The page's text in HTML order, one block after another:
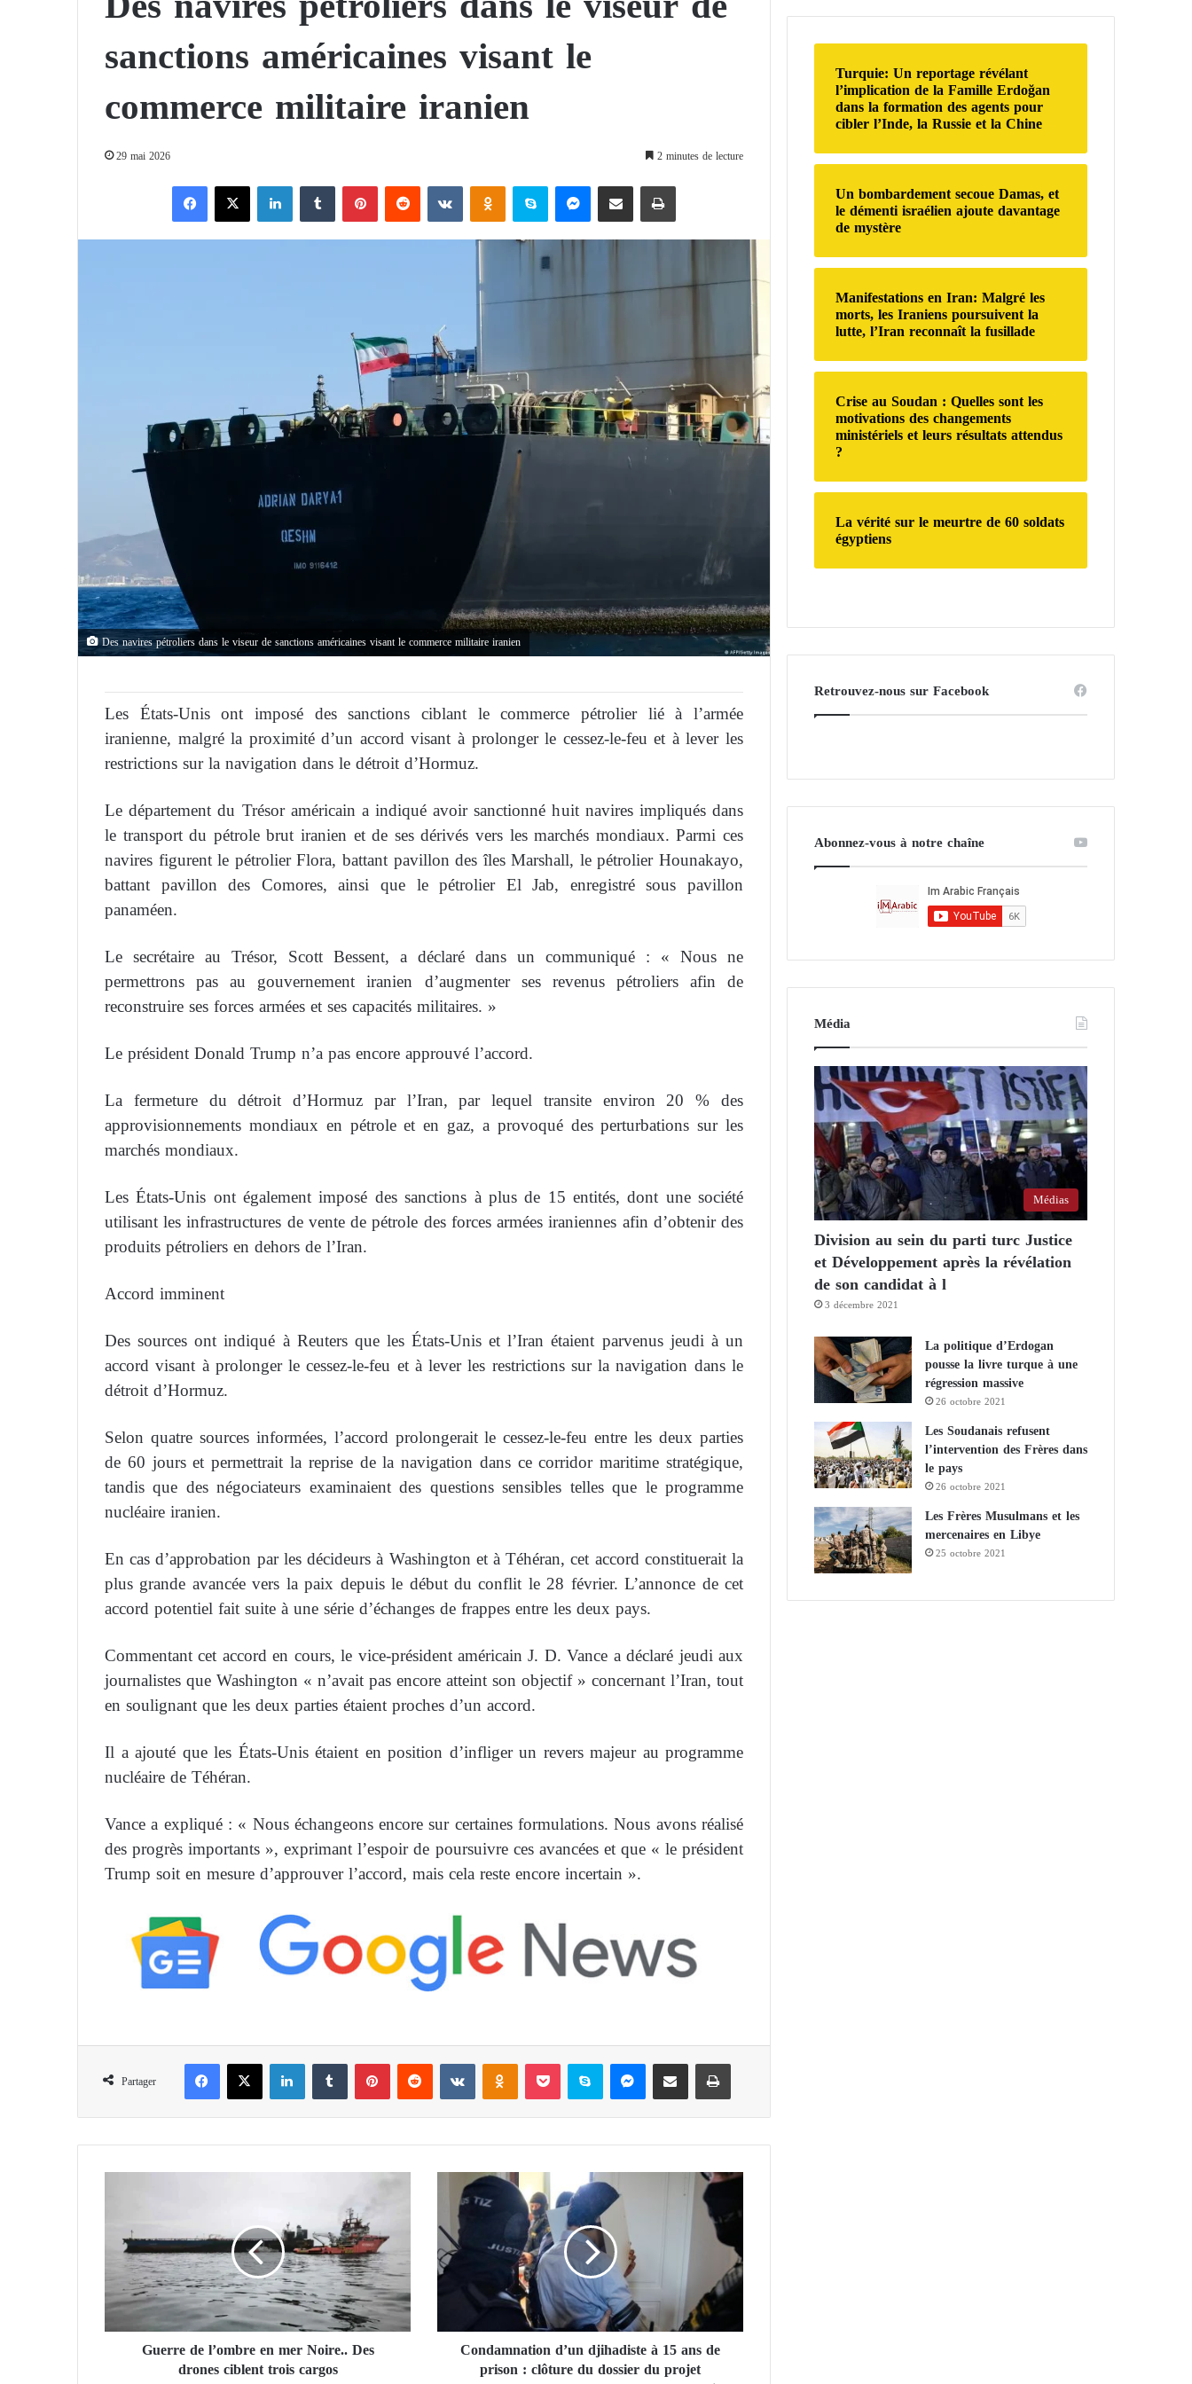
sanctions américaines visant le
commerce militaire iranien
29 mai 2026 2 minutes de lecture
X
Des navires pétroliers dans le viseur de sanctions américaines visant le commerce militaire iranien
Les États-Unis ont imposé des sanctions ciblant le commerce pétrolier lié à l’armée
iranienne, malgré la proximité d’un accord visant à prolonger le cessez-le-feu et à lever les
restrictions sur la navigation dans le détroit d’Hormuz.
Le département du Trésor américain a indiqué avoir sanctionné huit navires impliqués dans
le transport du pétrole brut iranien et de ses dérivés vers les marchés mondiaux. Parmi ces
navires figurent le pétrolier Flora, battant pavillon des îles Marshall, le pétrolier Hounakayo,
battant pavillon des Comores, ainsi que le pétrolier El Jab, enregistré sous pavillon
panaméen.
Le secrétaire au Trésor, Scott Bessent, a déclaré dans un communiqué : « Nous ne
permettrons pas au gouvernement iranien d’augmenter ses revenus pétroliers afin de
reconstruire ses forces armées et ses capacités militaires. »
Le président Donald Trump n’a pas encore approuvé l’accord.
La fermeture du détroit d’Hormuz par l’Iran, par lequel transite environ 20 % des
approvisionnements mondiaux en pétrole et en gaz, a provoqué des perturbations sur les
marchés mondiaux.
Les États-Unis ont également imposé des sanctions à plus de 15 entités, dont une société
utilisant les infrastructures de vente de pétrole des forces armées iraniennes afin d’obtenir des
produits pétroliers en dehors de l’Iran.
Accord imminent
Des sources ont indiqué à Reuters que les États-Unis et l’Iran étaient parvenus jeudi à un
accord visant à prolonger le cessez-le-feu et à lever les restrictions sur la navigation dans le
détroit d’Hormuz.
Selon quatre sources informées, l’accord prolongerait le cessez-le-feu entre les deux parties
de 60 jours et permettrait la reprise de la navigation dans ce corridor maritime stratégique,
tandis que des négociateurs examinaient des questions sensibles telles que le programme
nucléaire iranien.
En cas d’approbation par les décideurs à Washington et à Téhéran, cet accord constituerait la
plus grande avancée vers la paix depuis le début du conflit le 28 février. L’annonce de cet
accord potentiel fait suite à une série d’échanges de frappes entre les deux pays.
Commentant cet accord en cours, le vice-président américain J. D. Vance a déclaré jeudi aux
journalistes que Washington « n’avait pas encore atteint son objectif » concernant l’Iran, tout
en soulignant que les deux parties étaient proches d’un accord.
Il a ajouté que les États-Unis étaient en position d’infliger un revers majeur au programme
nucléaire de Téhéran.
Vance a expliqué : « Nous échangeons encore sur certaines formulations. Nous avons réalisé
des progrès importants », exprimant l’espoir de poursuivre ces avancées et que « le président
Trump soit en mesure d’approuver l’accord, mais cela reste encore incertain ».
Partager
Facebook X Linkedin Tumblr Pinterest Reddit VKontakte Odnoklassniki Pocket Skype Messenger Partager par email Imprimer
e
d
e
l
Guerre de l’ombre en mer Noire.. Des
drones ciblent trois cargos
d
a
m
t
Condamnation d’un djihadiste à 15 ans de
prison : clôture du dossier du projet
c
h
e
r
Turquie: Un reportage révélant
l’implication de la Famille Erdoğan
dans la formation des agents pour
cibler l’Inde, la Russie et la Chine
Un bombardement secoue Damas, et
le démenti israélien ajoute davantage
de mystère
Manifestations en Iran: Malgré les
morts, les Iraniens poursuivent la
lutte, l’Iran reconnaît la fusillade
Crise au Soudan : Quelles sont les
motivations des changements
ministériels et leurs résultats attendus
?
La vérité sur le meurtre de 60 soldats
égyptiens
Retrouvez-nous sur Facebook
Abonnez-vous à notre chaîne
Média
Médias
Division au sein du parti turc Justice
et Développement après la révélation
de son candidat à l
3 décembre 2021
La politique d’Erdogan
pousse la livre turque à une
régression massive
26 octobre 2021
Les Soudanais refusent
l’intervention des Frères dans
le pays
26 octobre 2021
Les Frères Musulmans et les
mercenaires en Libye
25 octobre 2021